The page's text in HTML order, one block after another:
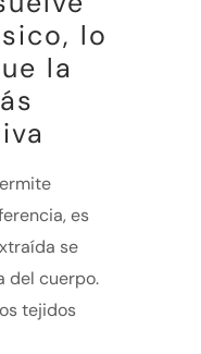
lo
la
es
se
del cuerpo.
tejidos